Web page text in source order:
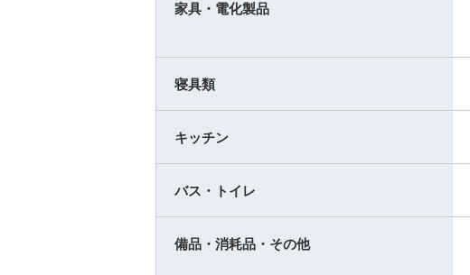
家具・電化製品
寝具類
キッチン
バス・トイレ
備品・消耗品・その他